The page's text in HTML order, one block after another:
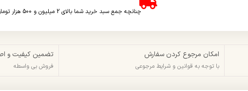
چنانچه جمع سبد خرید شما بالای 2 میلیون و 500 هزار تومان شود هزینه پست برای شما به صورت رایگان محاسبه خواهد شد.
امکان مرجوع کردن سفارش
با توجه به قوانین و شرایط مرجوعی
تضمین کیفیت و
فروش بی واسطه